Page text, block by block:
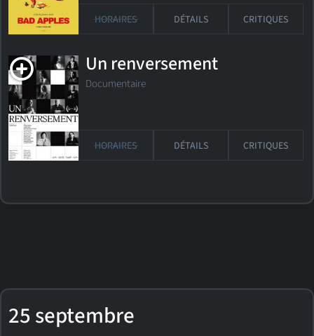
HORAIRES DÉTAILS CRITIQUES
Un renversement
Documentaire
HORAIRES DÉTAILS CRITIQUES
25 septembre